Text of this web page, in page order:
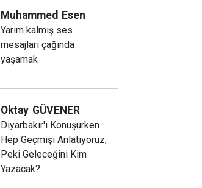
Muhammed Esen
Yarım kalmış ses
mesajları çağında
yaşamak
Oktay GÜVENER
Diyarbakır'ı Konuşurken
Hep Geçmişi Anlatıyoruz;
Peki Geleceğini Kim
Yazacak?